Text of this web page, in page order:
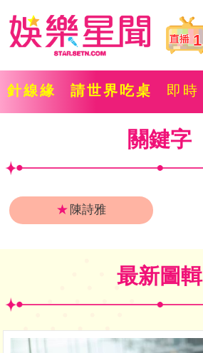
1
針線緣 請世界吃桌 即時
關鍵字
★ 陳詩雅
最新圖輯